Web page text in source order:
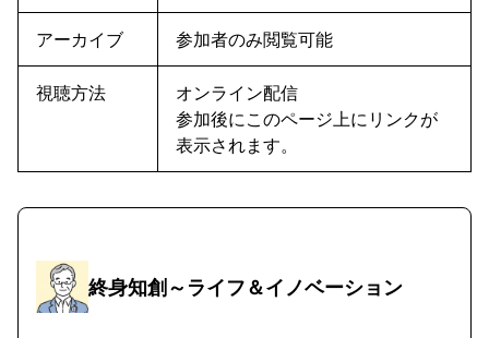
アーカイブ 参加者のみ閲覧可能
視聴方法
オンライン配信
参加後にこのページ上にリンクが
表示されます。
終身知創～ライフ＆イノベーション